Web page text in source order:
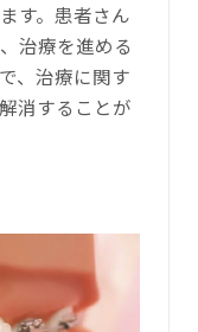
す。患者さん
治療を進める
、治療に関す
消することが